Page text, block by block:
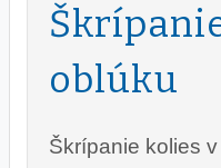
oblúku
Škrípanie kolies